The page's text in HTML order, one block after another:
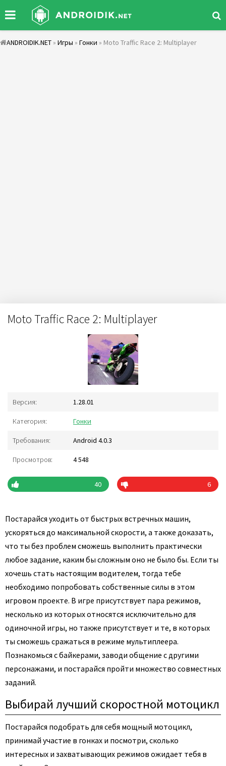
ANDROIDIK.NET » Игры » Гонки » Moto Traffic Race 2: Multiplayer
Moto Traffic Race 2: Multiplayer
Версия: 1.28.01
Категория: Гонки
Требования: Android 4.0.3
Просмотров: 4 548
40 6
Постарайся уходить от быстрых встречных машин,
ускоряться до максимальной скорости, а также доказать,
что ты без проблем сможешь выполнить практически
любое задание, каким бы сложным оно не было бы. Если ты
хочешь стать настоящим водителем, тогда тебе
необходимо попробовать собственные силы в этом
игровом проекте. В игре присутствует пара режимов,
несколько из которых относятся исключительно для
одиночной игры, но также присутствует и те, в которых
ты сможешь сражаться в режиме мультиплеера.
Познакомься с байкерами, заводи общение с другими
персонажами, и постарайся пройти множество совместных
заданий.
Выбирай лучший скоростной мотоцикл
Постарайся подобрать для себя мощный мотоцикл,
принимай участие в гонках и посмотри, сколько
интересных и захватывающих режимов ожидает тебя в